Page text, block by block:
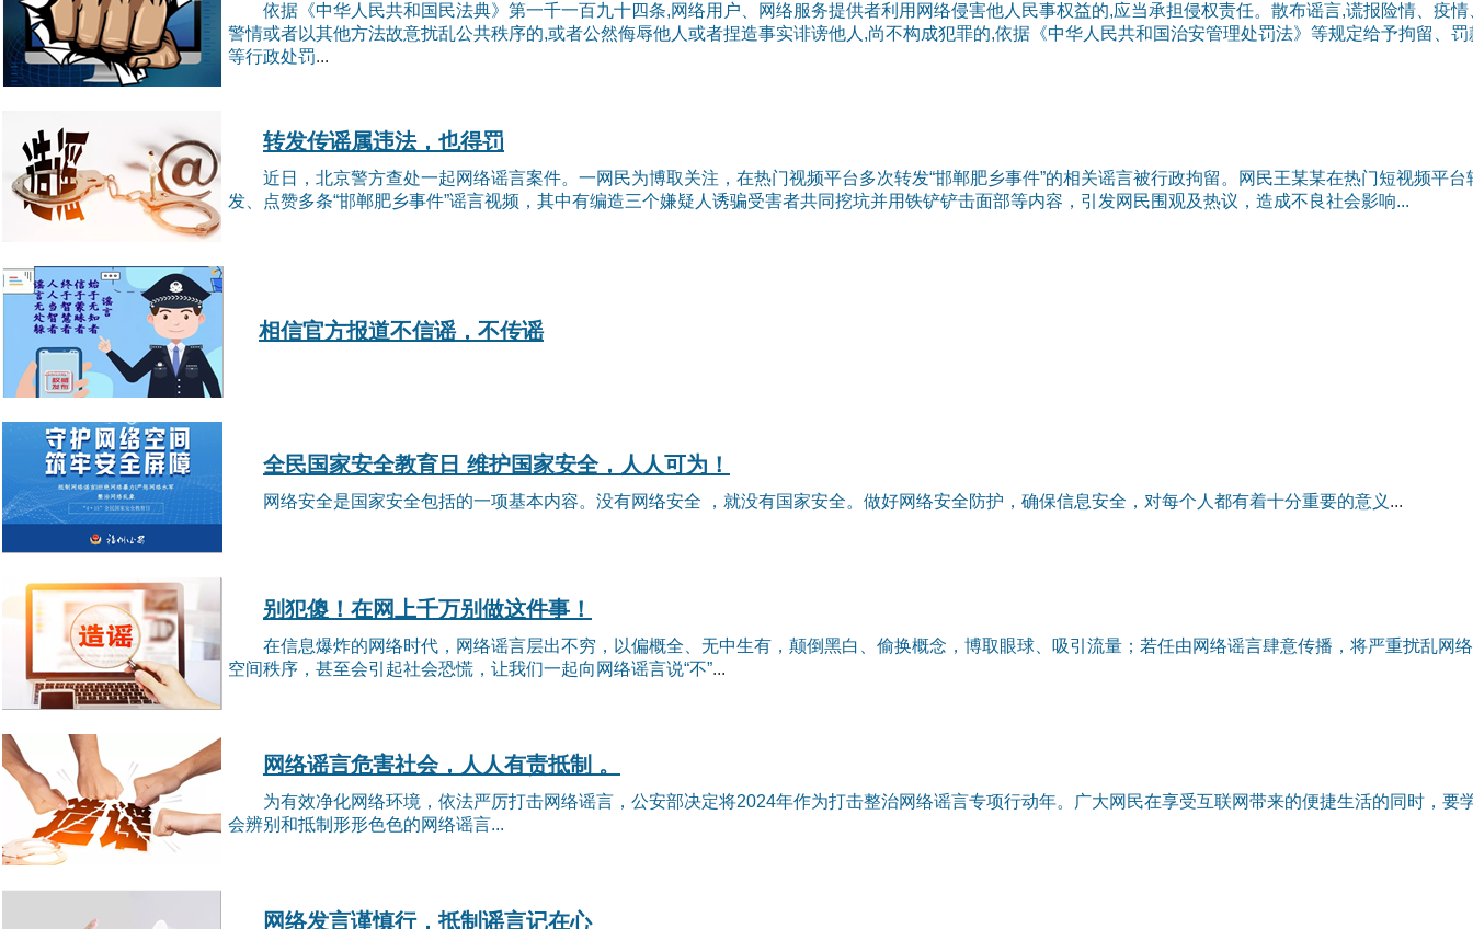
依据《中华人民共和国民法典》第一千一百九十四条,网络用户、网络服务提供者利用网络侵害他人民事权益的,应当承担侵权责任。散布谣言,谎报险情、疫情
警情或者以其他方法故意扰乱公共秩序的,或者公然侮辱他人或者捏造事实诽谤他人,尚不构成犯罪的,依据《中华人民共和国治安管理处罚法》等规定给予拘留、罚
等行政处罚...
转发传谣属违法，也得罚
近日，北京警方查处一起网络谣言案件。一网民为博取关注，在热门视频平台多次转发“邯郸肥乡事件”的相关谣言被行政拘留。网民王某某在热门短视频平台
发、点赞多条“邯郸肥乡事件”谣言视频，其中有编造三个嫌疑人诱骗受害者共同挖坑并用铁铲铲击面部等内容，引发网民围观及热议，造成不良社会影响...
相信官方报道不信谣，不传谣
全民国家安全教育日 维护国家安全，人人可为！
网络安全是国家安全包括的一项基本内容。没有网络安全 ，就没有国家安全。做好网络安全防护，确保信息安全，对每个人都有着十分重要的意义 ...
别犯傻！在网上千万别做这件事！
在信息爆炸的网络时代，网络谣言层出不穷，以偏概全、无中生有，颠倒黑白、偷换概念，博取眼球、吸引流量；若任由网络谣言肆意传播，将严重扰乱网络
空间秩序，甚至会引起社会恐慌，让我们一起向网络谣言说“不”...
网络谣言危害社会，人人有责抵制 。
为有效净化网络环境，依法严厉打击网络谣言，公安部决定将2024年作为打击整治网络谣言专项行动年。广大网民在享受互联网带来的便捷生活的同时，要
会辨别和抵制形形色色的网络谣言...
网络发言谨慎行，抵制谣言记在心